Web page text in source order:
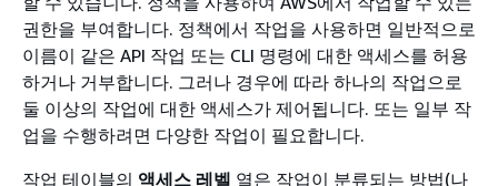
권한을 부여합니다. 정책에서 작업을 사용하면 일반적으로
이름이 같은 API 작업 또는 CLI 명령에 대한 액세스를 허용
하거나 거부합니다. 그러나 경우에 따라 하나의 작업으로
둘 이상의 작업에 대한 액세스가 제어됩니다. 또는 일부 작
업을 수행하려면 다양한 작업이 필요합니다.
작업 테이블의 액세스 레벨 열은 작업이 분류되는 방법(나